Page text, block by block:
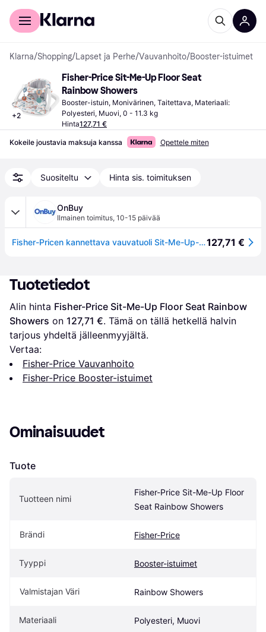
Kuluttajille
Klarna/Shopping/Lapset ja Perhe/Vauvanhoito/Booster-istuimet
+2
Fisher-Price Sit-Me-Up Floor Seat
Rainbow Showers
Booster-istuin, Monivärinen, Taitettava, Materiaali:
Polyesteri, Muovi, 0 - 11.3 kg
Hinta127,71 €
Kokeile joustavia maksuja kanssa Opettele miten
Suositeltu Hinta sis. toimituksen
OnBuy
Ilmainen toimitus, 10-15 päivää
Fisher-Pricen kannettava vauvatuoli Sit-Me-Up-lattiaistuin kehittvill leluilla ja konepestvll istuintyynyll Rainbow suihkut127,71 €
Tuotetiedot
Alin hinta Fisher-Price Sit-Me-Up Floor Seat Rainbow
Showers on 127,71 €. Tämä on tällä hetkellä halvin
tarjous yhdeltä jälleenmyyjältä.
Vertaa:
Fisher-Price Vauvanhoito
Fisher-Price Booster-istuimet
Ominaisuudet
Tuote
Tuotteen nimi
Fisher-Price Sit-Me-Up Floor
Seat Rainbow Showers
Brändi Fisher-Price
Tyyppi Booster-istuimet
Valmistajan Väri Rainbow Showers
Materiaali Polyesteri, Muovi